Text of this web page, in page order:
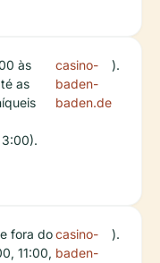
às
as
casino-
baden-
baden.de
).
fora do
11:00,
casino-
baden-
).